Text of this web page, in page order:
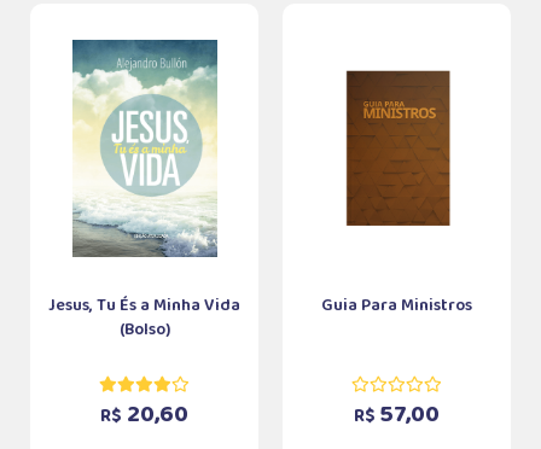
Jesus, Tu És a Minha Vida
(Bolso)
R$ 20,60
Guia Para Ministros
R$ 57,00